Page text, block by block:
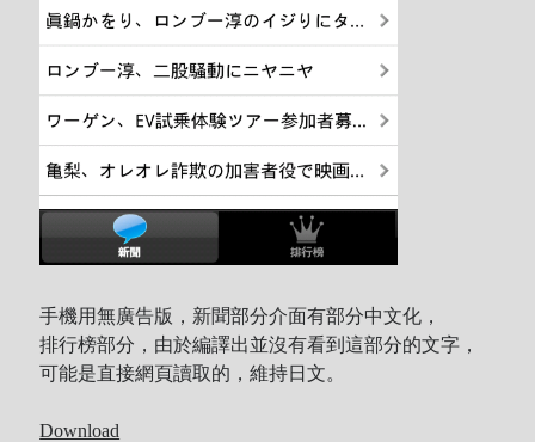
手機用無廣告版，新聞部分介面有部分中文化，
排行榜部分，由於編譯出並沒有看到這部分的文字，
可能是直接網頁讀取的，維持日文。
Download